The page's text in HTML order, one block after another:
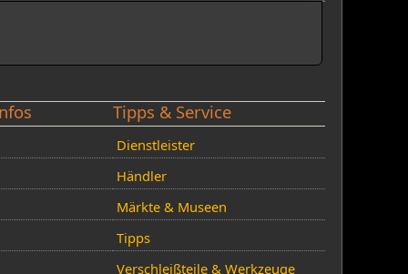
Tipps & Service
Dienstleister
Händler
Märkte & Museen
Tipps
Verschleißteile & Werkzeuge